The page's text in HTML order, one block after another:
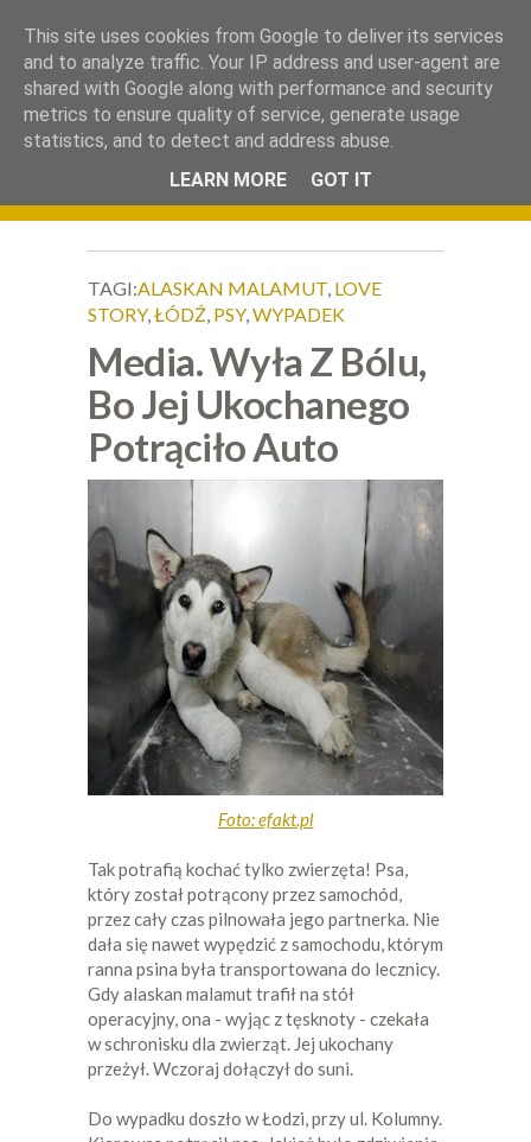
Okiem Obiektywu.
TAGI:ALASKAN MALAMUT, LOVE
STORY,ŁÓDŹ, PSY,WYPADEK
Media. Wyła Z Bólu,
Bo Jej Ukochanego
Potrąciło Auto
Foto: efakt.pl
Tak potrafią kochać tylko zwierzęta! Psa,
który został potrącony przez samochód,
przez cały czas pilnowała jego partnerka. Nie
dała się nawet wypędzić z samochodu, którym
ranna psina była transportowana do lecznicy.
Gdy alaskan malamut trafił na stół
operacyjny, ona - wyjąc z tęsknoty - czekała
w schronisku dla zwierząt. Jej ukochany
przeżył. Wczoraj dołączył do suni.
Do wypadku doszło w Łodzi, przy ul. Kolumny.
This site uses cookies from Google to deliver its services
and to analyze traffic. Your IP address and user-agent are
shared with Google along with performance and security
metrics to ensure quality of service, generate usage
statistics, and to detect and address abuse.
LEARN MORE
GOT IT